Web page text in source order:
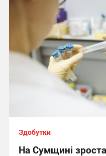
18:42, 22.06.2026
Здобутки
На Сумщині